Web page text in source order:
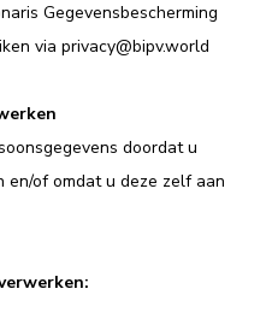
Gegevensbescherming
via privacy@bipv.world
doordat u
en/of omdat u deze zelf aan